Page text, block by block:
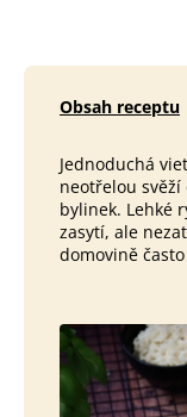
Obsah receptu
Jednoduchá
neotřelou svěží
bylinek. Lehké
zasytí, ale
domovině